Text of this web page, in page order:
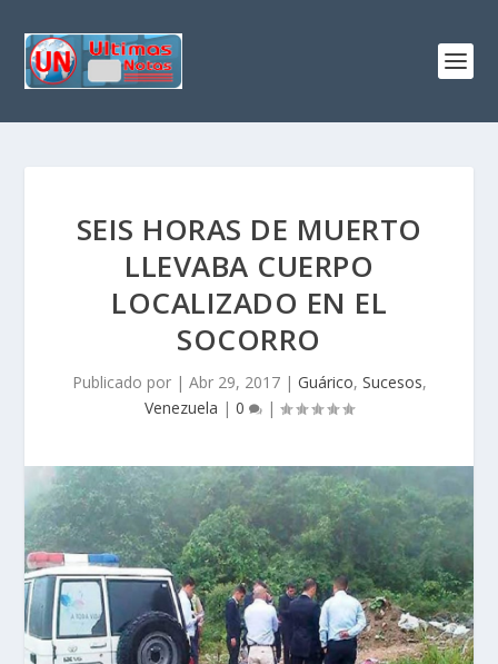
SEIS HORAS DE MUERTO
LLEVABA CUERPO
LOCALIZADO EN EL
SOCORRO
Publicado por | Abr 29, 2017| Guárico, Sucesos,
Venezuela | 0 |